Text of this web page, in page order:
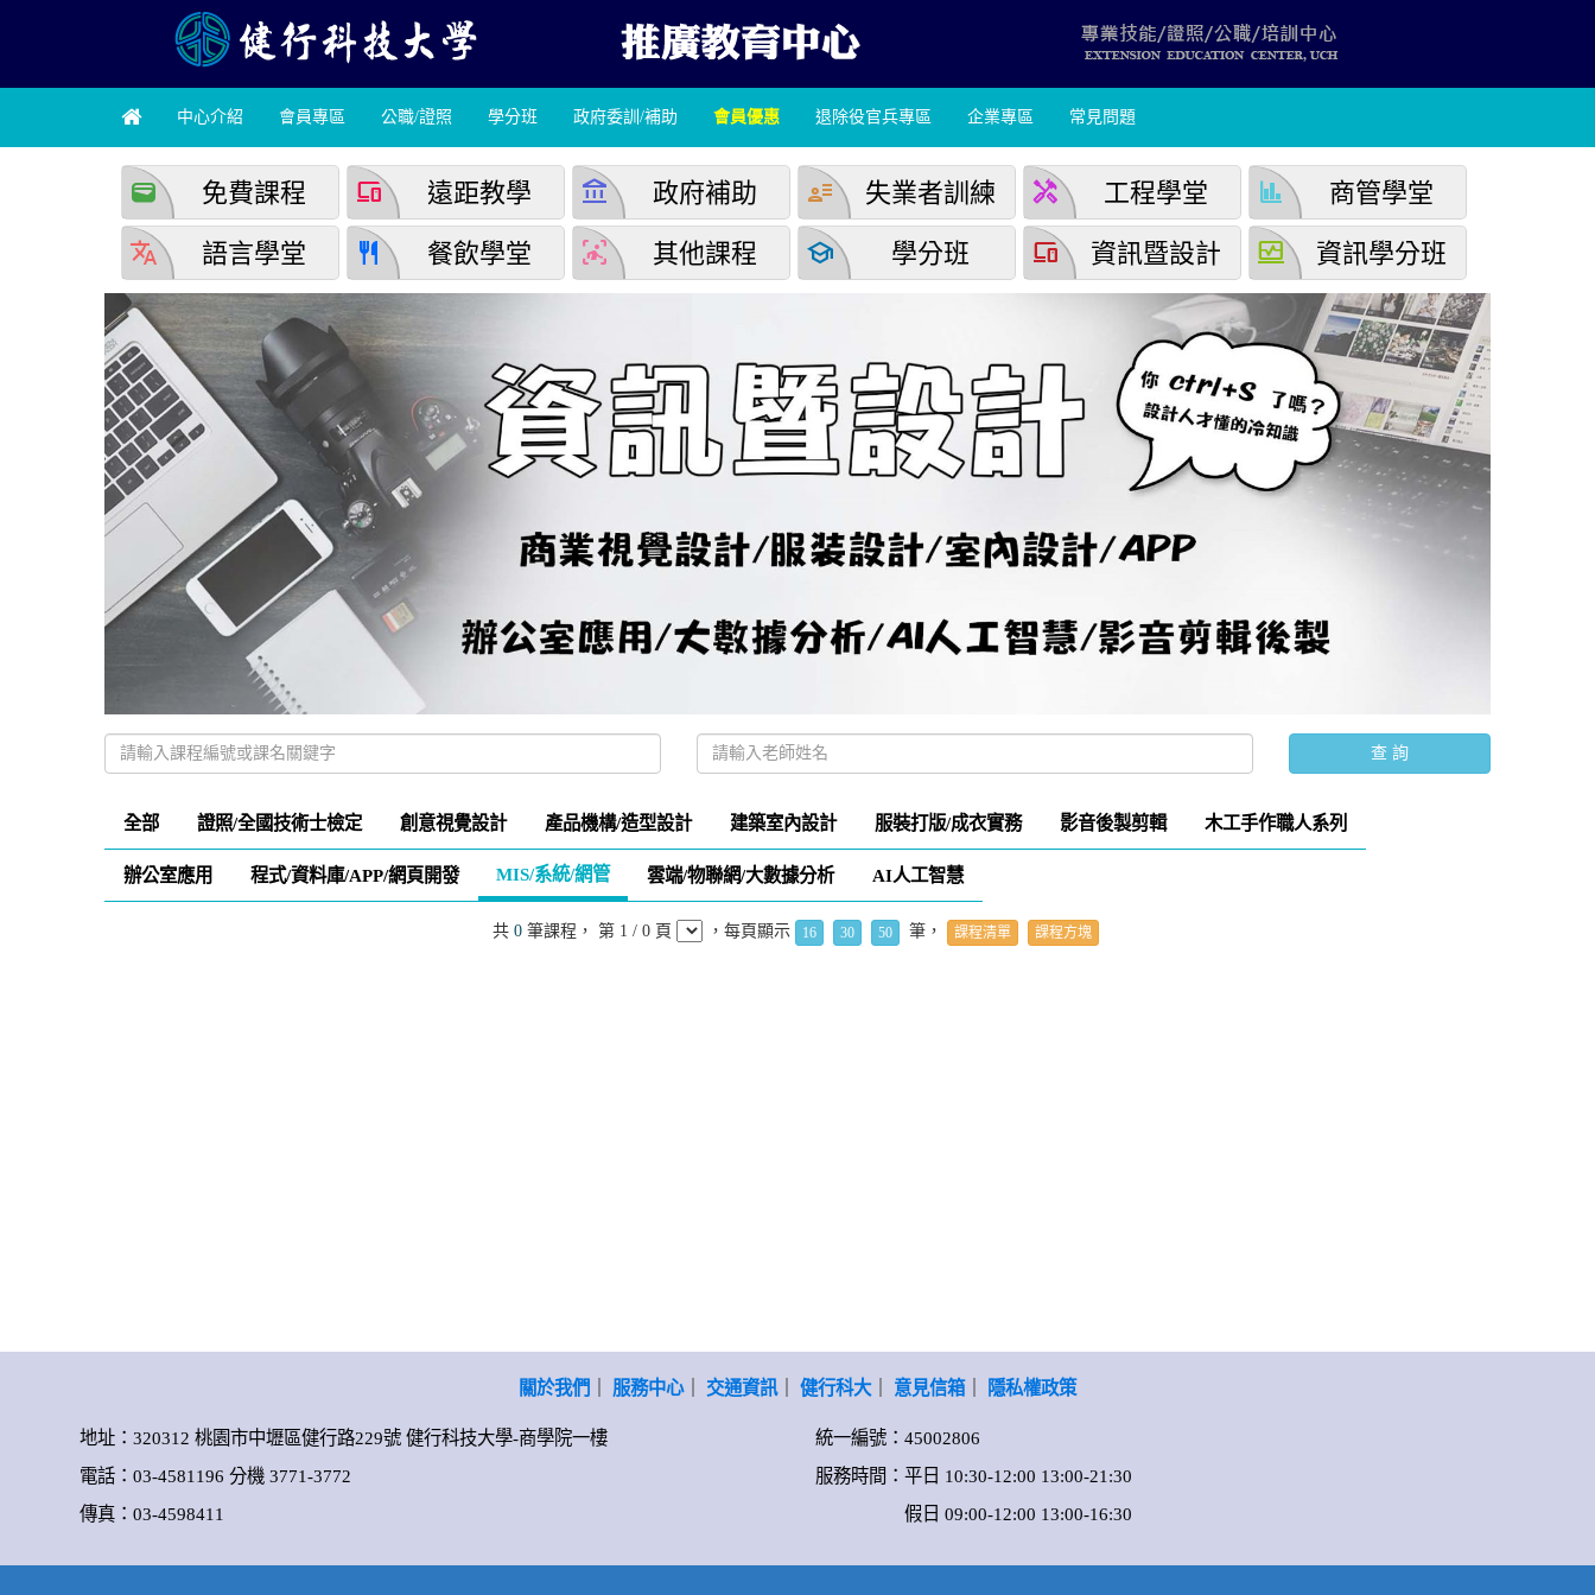
中心介紹 會員專區 公職/證照 學分班 政府委訓/補助 會員優惠 退除役官兵專區 企業專區 常見問題
wallet 免費課程 devices 遠距教學 account_balance 政府補助 user_attributes 失業者訓練 handyman 工程學堂 finance 商管學堂
translate 語言學堂 restaurant 餐飲學堂 detection_and_zone 其他課程 school 學分班 devices 資訊暨設計 browse_activity 資訊學分班
全部 證照/全國技術士檢定 創意視覺設計 產品機構/造型設計 建築室內設計 服裝打版/成衣實務 影音後製剪輯 木工手作職人系列
辦公室應用 程式/資料庫/APP/網頁開發 MIS/系統/網管 雲端/物聯網/大數據分析 AI人工智慧
共 0筆課程， 第 1 / 0 頁 ，每頁顯示 16 30 50 筆， 課程清單 課程方塊
關於我們 服務中心｜ 交通資訊｜ 健行科大｜ 意見信箱｜ 隱私權政策
地址：320312 桃園市中壢區健行路229號 健行科技大學-商學院一樓
電話：03-4581196 分機 3771-3772
傳真：03-4598411
統一編號：45002806
服務時間：平日 10:30-12:00 13:00-21:30
假日 09:00-12:00 13:00-16:30